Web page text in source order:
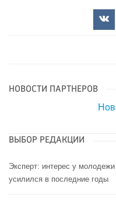
НОВОСТИ ПАРТНЕРОВ
ВЫБОР РЕДАКЦИИ
Эксперт: интерес у
усилился в последние годы